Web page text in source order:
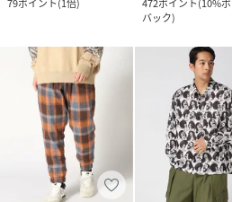
79ポイント(1倍)
472ポイント(10%
バック)